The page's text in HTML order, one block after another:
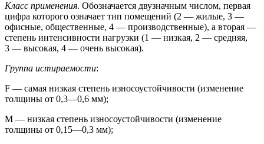
Класс применения. Обозначается двузначным числом, первая
цифра которого означает тип помещений (2 — жилые, 3 —
офисные, общественные, 4 — производственные), а вторая —
степень интенсивности нагрузки (1 — низкая, 2 — средняя,
3 — высокая, 4 — очень высокая).
Группа истираемости:
F — самая низкая степень износоустойчивости (изменение
толщины от 0,3—0,6 мм);
М — низкая степень износоустойчивости (изменение
толщины от 0,15—0,3 мм);